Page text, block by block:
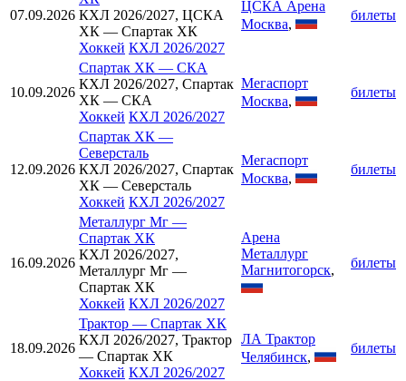
07.09.2026 КХЛ 2026/2027, ЦСКА
ХК — Спартак ХК
Хоккей КХЛ 2026/2027
ЦСКА Арена
Москва,
билеты
10.09.2026
Спартак ХК — СКА
КХЛ 2026/2027, Спартак
ХК — СКА
Хоккей КХЛ 2026/2027
Мегаспорт
Москва,
билеты
12.09.2026
Спартак ХК —
Северсталь
КХЛ 2026/2027, Спартак
ХК — Северсталь
Хоккей КХЛ 2026/2027
Мегаспорт
Москва,
билеты
16.09.2026
Металлург Мг —
Спартак ХК
КХЛ 2026/2027,
Металлург Мг —
Спартак ХК
Хоккей КХЛ 2026/2027
Арена
Металлург
Магнитогорск, билеты
18.09.2026
Трактор — Спартак ХК
КХЛ 2026/2027, Трактор
— Спартак ХК
Хоккей КХЛ 2026/2027
ЛА Трактор
Челябинск,
билеты